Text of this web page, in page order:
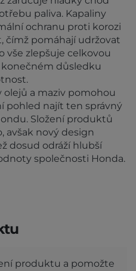
paliva. Kapaliny
ochranu proti korozi
čímž pomáhají udržovat
vše zlepšuje celkovou
důsledku
olejů a maziv pomohou
pohled najít ten správný
Složení produktů
avšak nový design
dosud odráží hlubší
společnosti Honda.
produktu a pomožte